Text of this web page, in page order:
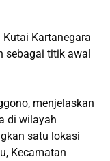
Kartanegara
sebagai titik awal
menjelaskan
di wilayah
satu lokasi
Kecamatan